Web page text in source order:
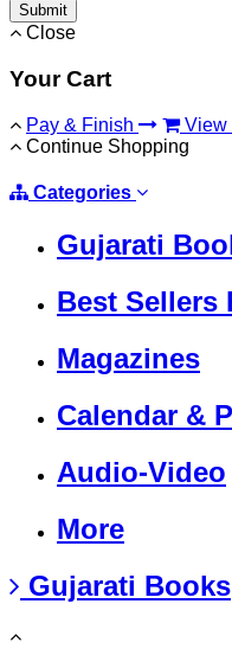
Submit
Close
Your Cart
Pay & Finish
View
Continue Shopping
Categories
Gujarati
Best Sellers
Magazines
Calendar &
Audio-Video
More
Gujarati Books